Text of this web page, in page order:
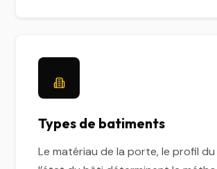
Types de batiments
Le matériau de la porte, le profil